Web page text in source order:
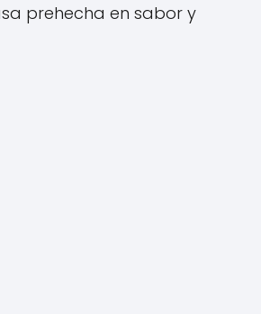
prehecha en sabor y